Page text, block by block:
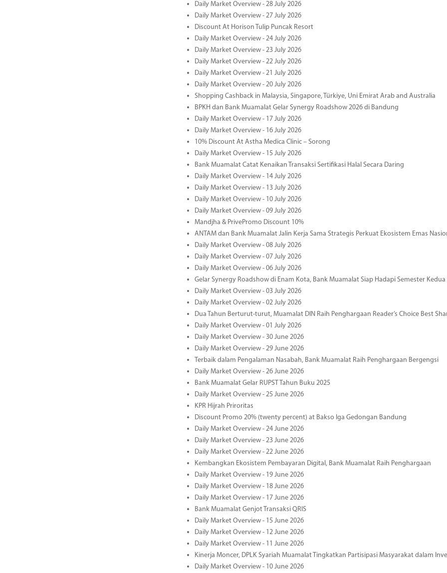
Daily Market Overview - 28 July 2026
Daily Market Overview - 27 July 2026
Discount At Horison Tulip Puncak Resort
Daily Market Overview - 24 July 2026
Daily Market Overview - 23 July 2026
Daily Market Overview - 22 July 2026
Daily Market Overview - 21 July 2026
Daily Market Overview - 20 July 2026
Shopping Cashback in Malaysia, Singapore, Türkiye, Uni Emirat Arab and Australia
BPKH dan Bank Muamalat Gelar Synergy Roadshow 2026 di Bandung
Daily Market Overview - 17 July 2026
Daily Market Overview - 16 July 2026
10% Discount At Astha Medica Clinic – Sorong
Daily Market Overview - 15 July 2026
Bank Muamalat Catat Kenaikan Transaksi Sertifikasi Halal Secara Daring
Daily Market Overview - 14 July 2026
Daily Market Overview - 13 July 2026
Daily Market Overview - 10 July 2026
Daily Market Overview - 09 July 2026
Mandjha & PrivePromo Discount 10%
ANTAM dan Bank Muamalat Jalin Kerja Sama Strategis Perkuat Ekosistem Emas
Daily Market Overview - 08 July 2026
Daily Market Overview - 07 July 2026
Daily Market Overview - 06 July 2026
Gelar Synergy Roadshow di Enam Kota, Bank Muamalat Siap Hadapi Semester Kedua
Daily Market Overview - 03 July 2026
Daily Market Overview - 02 July 2026
Dua Tahun Berturut-turut, Muamalat DIN Raih Penghargaan Reader’s Choice Best
Daily Market Overview - 01 July 2026
Daily Market Overview - 30 June 2026
Daily Market Overview - 29 June 2026
Terbaik dalam Pengalaman Nasabah, Bank Muamalat Raih Penghargaan Bergengsi
Daily Market Overview - 26 June 2026
Bank Muamalat Gelar RUPST Tahun Buku 2025
Daily Market Overview - 25 June 2026
KPR Hijrah Priroritas
Discount Promo 20% (twenty percent) at Bakso Iga Gedongan Bandung
Daily Market Overview - 24 June 2026
Daily Market Overview - 23 June 2026
Daily Market Overview - 22 June 2026
Kembangkan Ekosistem Pembayaran Digital, Bank Muamalat Raih Penghargaan
Daily Market Overview - 19 June 2026
Daily Market Overview - 18 June 2026
Daily Market Overview - 17 June 2026
Bank Muamalat Genjot Transaksi QRIS
Daily Market Overview - 15 June 2026
Daily Market Overview - 12 June 2026
Daily Market Overview - 11 June 2026
Kinerja Moncer, DPLK Syariah Muamalat Tingkatkan Partisipasi Masyarakat dalam
Daily Market Overview - 10 June 2026